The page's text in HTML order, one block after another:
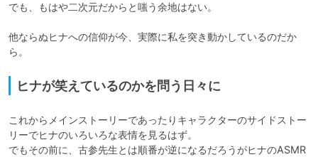
でも、もはや二次元だからと嗤う余地はない。
他ならぬヒナへの信仰が今、実際に私を突き動かしているのだか
ら。
ヒナが笑えているのかを問う日々に
これからメインストーリーであったりキャラクターのサイドストー
リーでヒナのいろいろな表情を見るはず。
でもその前に、古参先生とは順番が逆になるだろうがヒナのASMR